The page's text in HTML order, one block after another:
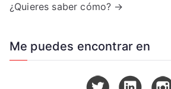
¿Quieres saber cómo? →
Me puedes encontrar en